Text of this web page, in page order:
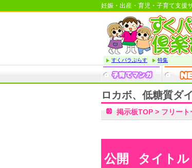
妊娠・出産・育児・子育て支援
すくパラぷらす 特集
ロカボ、低糖質ダ
掲示板TOP > フリート
公開 タイトル